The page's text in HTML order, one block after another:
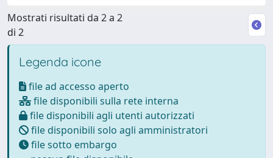
Mostrati risultati da 2 a 2
di 2
Legenda icone
file ad accesso aperto
file disponibili sulla rete interna
file disponibili agli utenti autorizzati
file disponibili solo agli amministratori
file sotto embargo